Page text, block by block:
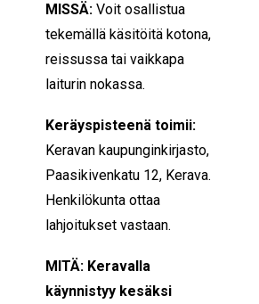
MISSÄ: Voit osallistua
tekemällä käsitöitä kotona,
reissussa tai vaikkapa
laiturin nokassa.
Keräyspisteenä toimii:
Keravan kaupunginkirjasto,
Paasikivenkatu 12, Kerava.
Henkilökunta ottaa
lahjoitukset vastaan.
MITÄ: Keravalla
käynnistyy kesäksi